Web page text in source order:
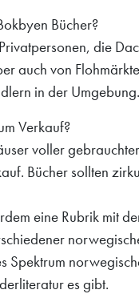
Bücher?
die
auch von
in der Umgebung.
Verkauf?
voller
Bücher sollten
eine Rubrik mit
Spektrum
es gibt.